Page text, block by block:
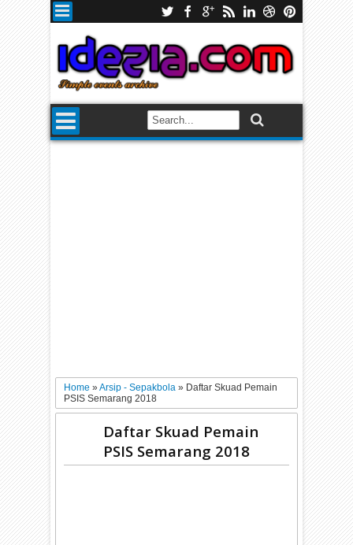
Home»Arsip - Sepakbola» Daftar Skuad Pemain
PSIS Semarang 2018
Daftar Skuad Pemain
PSIS Semarang 2018